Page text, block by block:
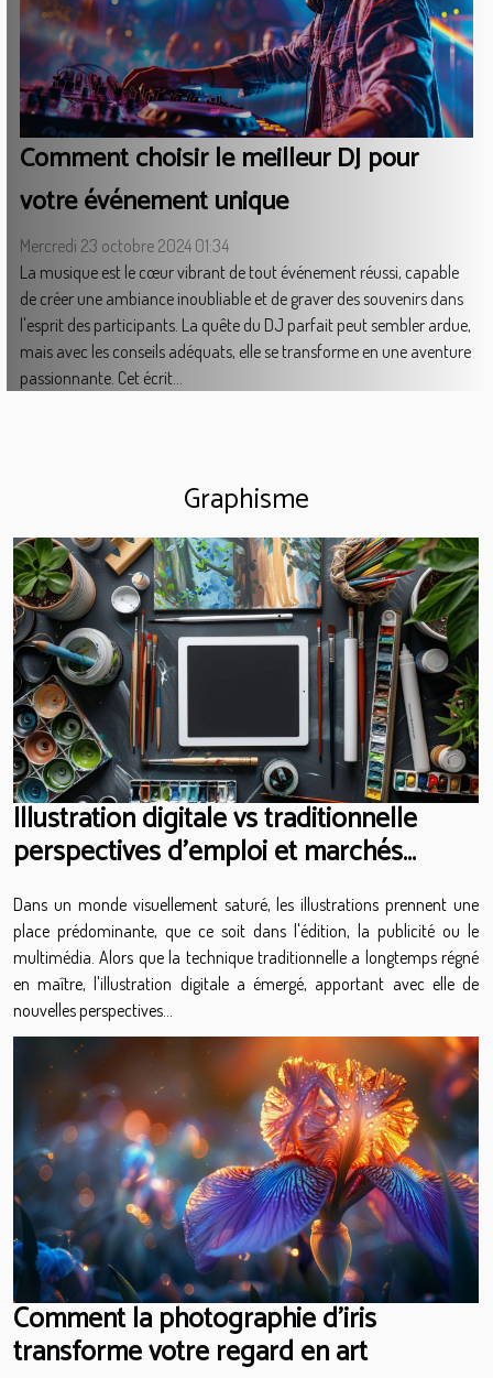
Comment choisir le meilleur DJ pour
votre événement unique
Mercredi 23 octobre 2024 01:34
La musique est le cœur vibrant de tout événement réussi, capable
de créer une ambiance inoubliable et de graver des souvenirs dans
l'esprit des participants. La quête du DJ parfait peut sembler ardue,
mais avec les conseils adéquats, elle se transforme en une aventure
passionnante. Cet écrit...
Graphisme
Illustration digitale vs traditionnelle
perspectives d'emploi et marchés
émergents
Dans un monde visuellement saturé, les illustrations prennent une
place prédominante, que ce soit dans l'édition, la publicité ou le
multimédia. Alors que la technique traditionnelle a longtemps régné
en maître, l'illustration digitale a émergé, apportant avec elle de
nouvelles perspectives...
Comment la photographie d'iris
transforme votre regard en art